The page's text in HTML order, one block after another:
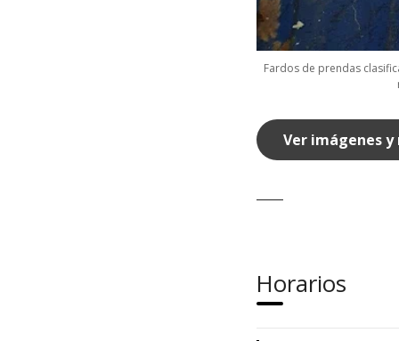
Fardos de prendas
Ver imágenes y
Horarios